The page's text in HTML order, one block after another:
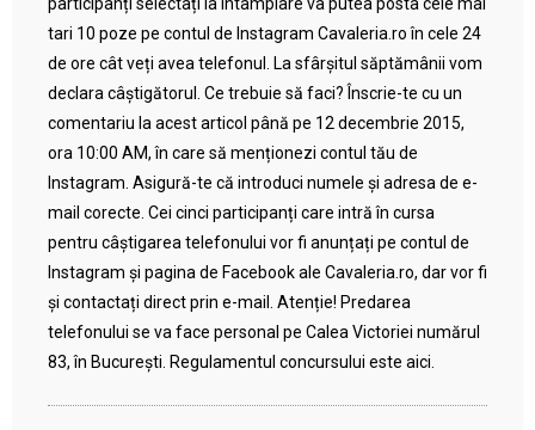
participanți selectați la întâmplare va putea posta cele mai
tari 10 poze pe contul de Instagram Cavaleria.ro în cele 24
de ore cât veți avea telefonul. La sfârșitul săptămânii vom
declara câștigătorul. Ce trebuie să faci? Înscrie-te cu un
comentariu la acest articol până pe 12 decembrie 2015,
ora 10:00 AM, în care să menționezi contul tău de
Instagram. Asigură-te că introduci numele și adresa de e-
mail corecte. Cei cinci participanți care intră în cursa
pentru câștigarea telefonului vor fi anunțați pe contul de
Instagram și pagina de Facebook ale Cavaleria.ro, dar vor fi
și contactați direct prin e-mail. Atenție! Predarea
telefonului se va face personal pe Calea Victoriei numărul
83, în București. Regulamentul concursului este aici.